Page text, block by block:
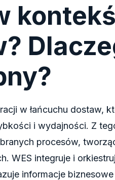
w łańcuchu dostaw,
i wydajności. Z
procesów,
WES integruje i
informacje